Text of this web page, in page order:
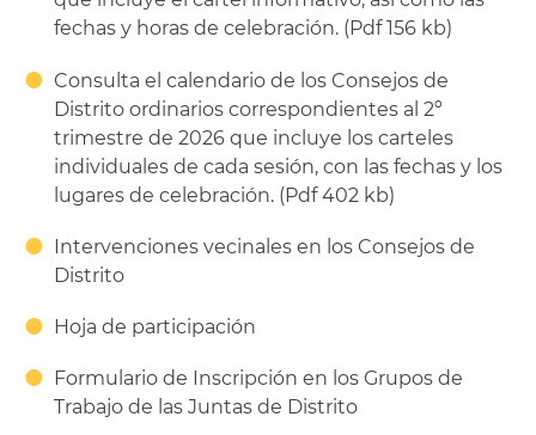
fechas y horas de celebración. (Pdf 156 kb)
Consulta el calendario de los Consejos de
Distrito ordinarios correspondientes al 2º
trimestre de 2026 que incluye los carteles
individuales de cada sesión, con las fechas y los
lugares de celebración. (Pdf 402 kb)
Intervenciones vecinales en los Consejos de
Distrito
Hoja de participación
Formulario de Inscripción en los Grupos de
Trabajo de las Juntas de Distrito